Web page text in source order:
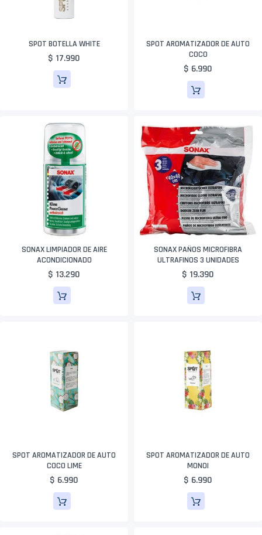
SPOT BOTELLA WHITE
$ 17.990
SPOT AROMATIZADOR DE AUTO
COCO
$ 6.990
SONAX LIMPIADOR DE AIRE
ACONDICIONADO
$ 13.290
SONAX PAÑOS MICROFIBRA
ULTRAFINOS 3 UNIDADES
$ 19.390
SPOT AROMATIZADOR DE AUTO
COCO LIME
$ 6.990
SPOT AROMATIZADOR DE AUTO
MONOI
$ 6.990